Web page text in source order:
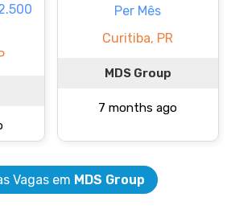
Per Mês
Curitiba, PR
MDS Group
7 months ago
Vagas em MDS Group